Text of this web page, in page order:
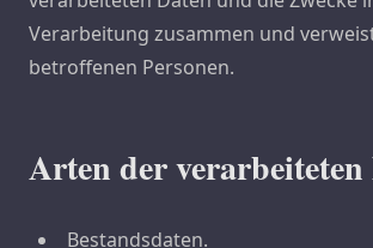
Verarbeitung zusammen und
betroffenen Personen.
Arten der verarbeiteten
Bestandsdaten.